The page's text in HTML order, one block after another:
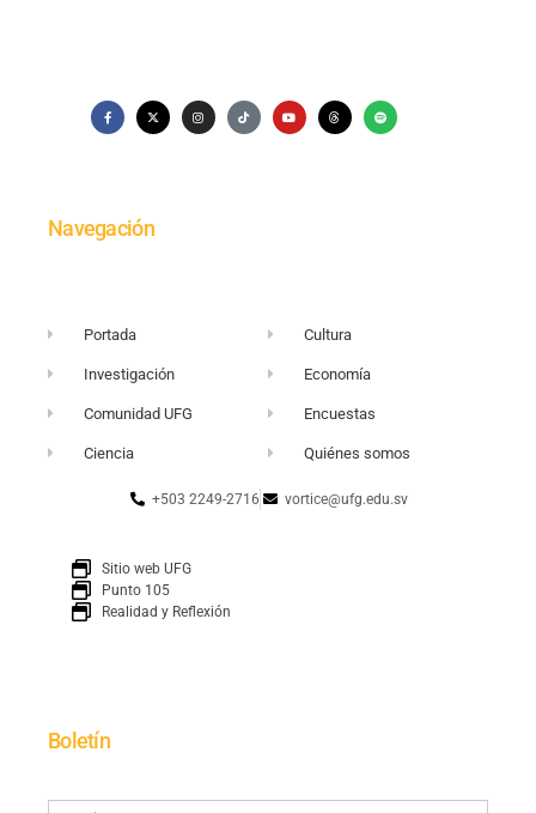
Navegación
Portada
Investigación
Comunidad UFG
Ciencia
Cultura
Economía
Encuestas
Quiénes somos
+503 2249-2716 vortice@ufg.edu.sv
Sitio web UFG
Punto 105
Realidad y Reflexión
Boletín